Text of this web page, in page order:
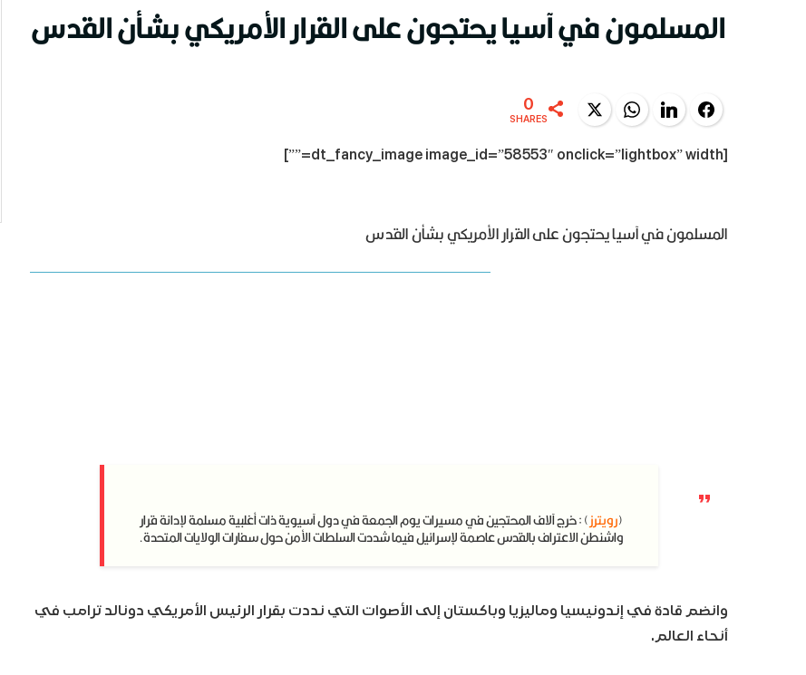
المسلمون في آسيا يحتجون على القرار الأمريكي بشأن القدس
Facebook
LinkedIn
WhatsApp
Twitter
0
SHARES
[dt_fancy_image image_id=”58553″ onclick=”lightbox” width=””]
المسلمون في آسيا يحتجون على القرار الأمريكي بشأن القدس
(رويترز) : خرج آلاف المحتجين في مسيرات يوم الجمعة في دول آسيوية ذات أغلبية مسلمة لإدانة قرار
واشنطن الاعتراف بالقدس عاصمة لإسرائيل فيما شددت السلطات الأمن حول سفارات الولايات المتحدة.
وانضم قادة في إندونيسيا وماليزيا وباكستان إلى الأصوات التي نددت بقرار الرئيس الأمريكي دونالد ترامب في
أنحاء العالم.